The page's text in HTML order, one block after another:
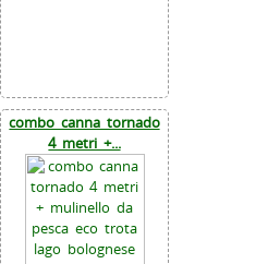
combo canna tornado
4 metri +...